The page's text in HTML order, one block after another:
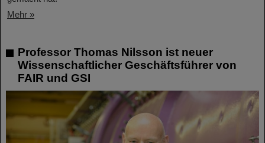
Mehr »
Professor Thomas Nilsson ist neuer
Wissenschaftlicher Geschäftsführer von
FAIR und GSI